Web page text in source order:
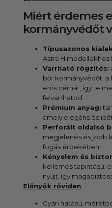
Miért érdemes
kormányvédőt
Típusazonos
Astra H modellekhez
Varrható rögzítés:
bőr kormányvédőt, a
erős cérnát, így te
felvarrhatod.
Prémium anyag:
amely elegáns és
Perforált oldalsó
megjelenés és jobb
fogás érdekében.
Kényelem és
kellemes tapintású,
nyújt, így
Előnyök röviden
Gyári hatású,